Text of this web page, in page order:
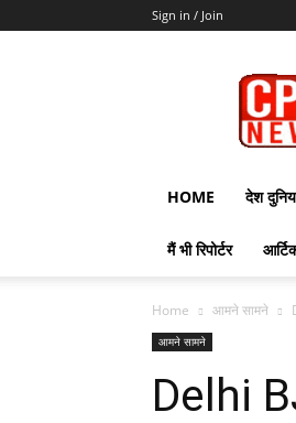
Sign in / Join
HOME देश
मैं भी रिपोर्टर
Home आमने सामने
आमने सामने
Delhi